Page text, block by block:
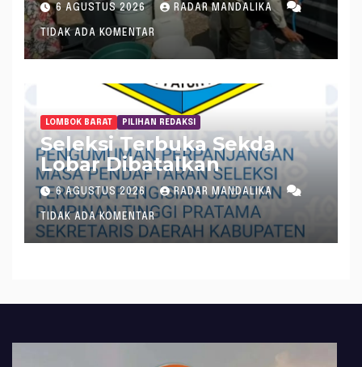
6 AGUSTUS 2026 RADAR MANDALIKA
TIDAK ADA KOMENTAR
LOMBOK BARAT PILIHAN REDAKSI
Seleksi Terbuka Sekda
Lobar Dibatalkan
6 AGUSTUS 2026 RADAR MANDALIKA
TIDAK ADA KOMENTAR